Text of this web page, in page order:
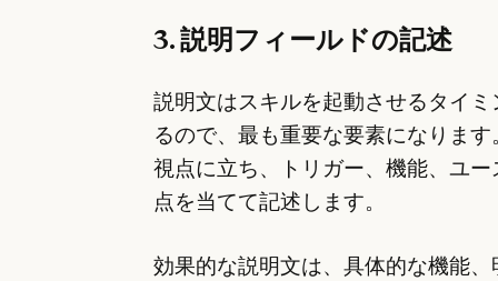
3. 説明フィールドの記述
説明文はスキルを起動させるタイ
るので、最も重要な要素になりま
視点に立ち、トリガー、機能、ユ
点を当てて記述します。
効果的な説明文は、具体的な機能